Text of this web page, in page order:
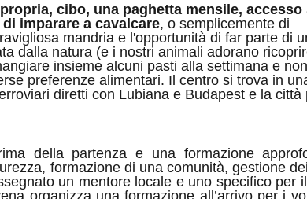
cibo, una paghetta mensile, accesso
imparare a cavalcare, o semplicemente di
mandria e l'opportunità di far parte di
dalla natura (e i nostri animali adorano
insieme alcuni pasti alla settimana e non
preferenze alimentari. Il centro si trova in
diretti con Lubiana e Budapest e la città
della partenza e una formazione
formazione di una comunità, gestione
un mentore locale e uno specifico per